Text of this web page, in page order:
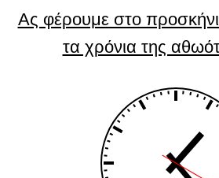
Ας φέρουμε στο
τα χρόνια της